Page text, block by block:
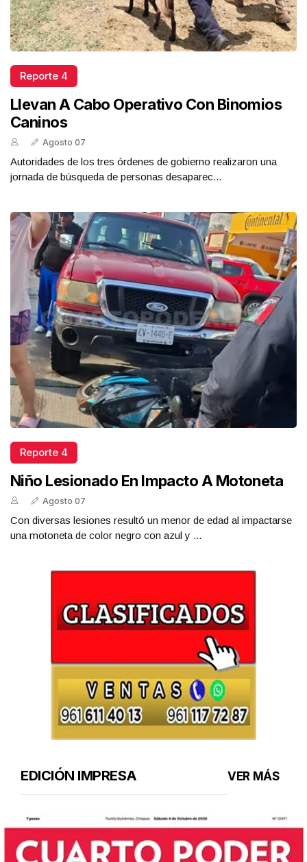
Reporte 4
Llevan A Cabo Operativo Con Binomios
Caninos
Agosto 07
Autoridades de los tres órdenes de gobierno realizaron una
jornada de búsqueda de personas desaparec...
Reporte 4
Niño Lesionado En Impacto A Motoneta
Agosto 07
Con diversas lesiones resultó un menor de edad al impactarse
una motoneta de color negro con azul y ...
EDICIÓN IMPRESA VER MÁS